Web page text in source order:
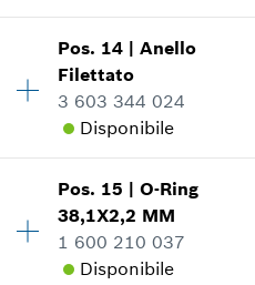
77,27 €*
*Inclusa IVA
Disponibilità 2
Gruppo prezzo
Informazioni parti di
Applicazione del
Mostrare
Pos. 14 |Anello
Filettato
3 603 344 024
Disponibile
Disponibilità 1
Gruppo prezzo
Informazioni parti di
Applicazione del
Pos. 15 |O-Ring
38,1X2,2 MM
1 600 210 037
Disponibile